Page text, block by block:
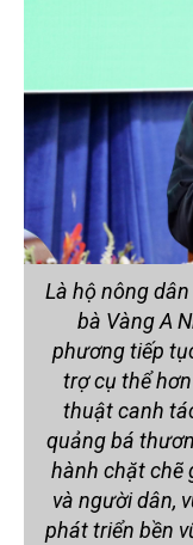
Là hộ nông
bà Vàng A
phương tiếp
trợ cụ thể
thuật canh
quảng bá
hành chặt chẽ
và người dân,
phát triển bền